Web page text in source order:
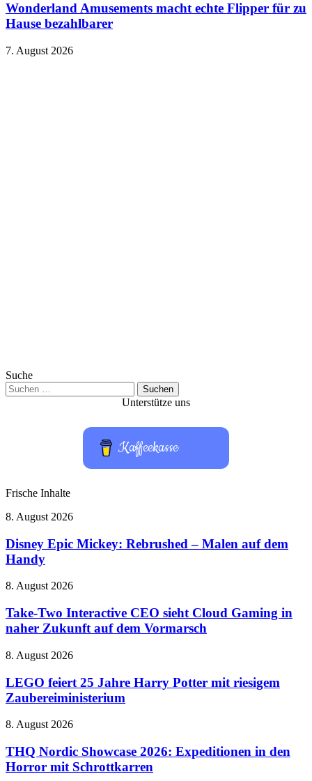
Wonderland Amusements macht echte Flipper für zu
Hause bezahlbarer
7. August 2026
Suche
Suchen
nach:
Unterstütze uns
Kaffeekasse
Frische Inhalte
Disney
Mickey:
Rebrushed
–
auf
Handy
8. August 2026
Disney Epic Mickey: Rebrushed – Malen auf dem
Handy
Take-
Interactive
CEO
sieht
Gaming
naher
Zukunft
dem
8. August 2026
Take-Two Interactive CEO sieht Cloud Gaming in
naher Zukunft auf dem Vormarsch
LEGO
25
Jahre
Harry
mit
Zaubereiministerium
8. August 2026
LEGO feiert 25 Jahre Harry Potter mit riesigem
Zaubereiministerium
THQ
Showcase
2026:
Expeditionen
8. August 2026
THQ Nordic Showcase 2026: Expeditionen in den
Horror mit Schrottkarren